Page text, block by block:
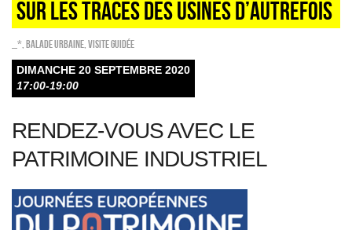
Sur les traces des usines d’autrefois
_* Balade urbaine Visite guidée
DIMANCHE 20 SEPTEMBRE 2020
17:00-19:00
RENDEZ-VOUS AVEC LE
PATRIMOINE INDUSTRIEL